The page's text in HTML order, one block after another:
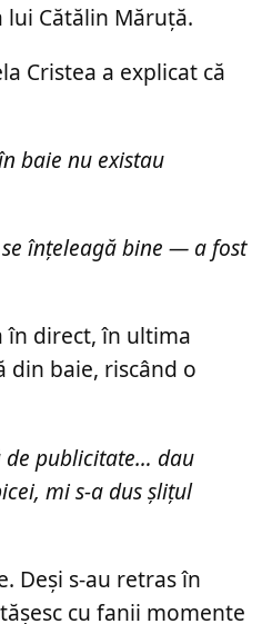
Cătălin Măruță.
Cristea a explicat că
baie nu existau
se înțeleagă bine — a fost
în direct, în ultima
din baie, riscând o
de publicitate… dau
mi s-a dus șlițul
Deși s-au retras în
cu fanii momente